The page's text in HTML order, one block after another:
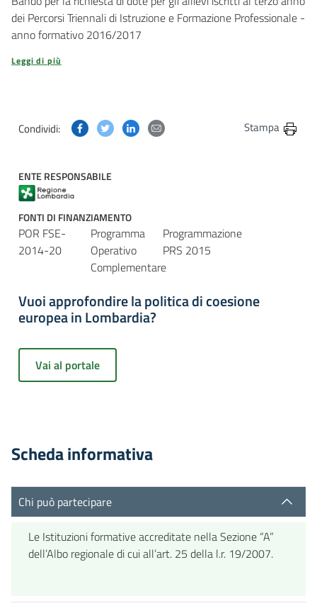
dei Percorsi Triennali di Istruzione e Formazione Professionale -
anno formativo 2016/2017
Leggi di più
Condividi: Condividi questa pagina su Facebook
Condividi questa pagina su Twitter
Condividi questa pagina su Linkedin
Condividi questa pagina via
Stampa
ENTE RESPONSABILE
FONTI DI FINANZIAMENTO
POR FSE-
2014-20
Programma
Operativo
Complementare
Programmazione
PRS 2015
Vuoi approfondire la politica di coesione
europea in Lombardia?
Vai al portale
Scheda informativa
Chi può partecipare
Le Istituzioni formative accreditate nella Sezione “A”
dell’Albo regionale di cui all’art. 25 della l.r. 19/2007.